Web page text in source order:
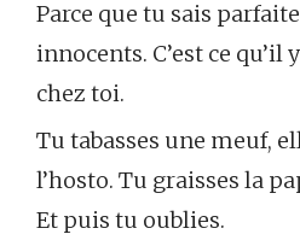
Parce que tu sais
innocents. C’est ce
chez toi.
Tu tabasses une meuf,
l’hosto. Tu graisses la
Et puis tu oublies.